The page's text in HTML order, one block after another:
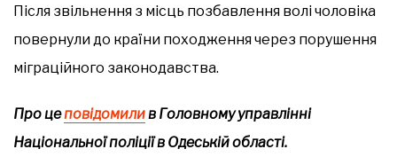
Після звільнення з місць позбавлення волі чоловіка
повернули до країни походження через порушення
міграційного законодавства.
Про цеповідомилив Головному управлінні
Національної поліції в Одеській області.